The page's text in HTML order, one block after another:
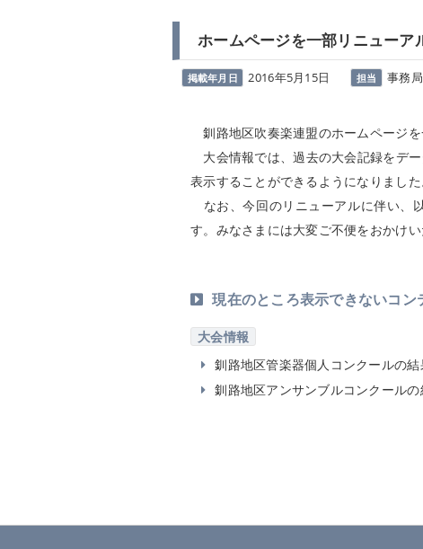
ホームページを一部リニューア
掲載年月日 2016年5月15日 担当 事務局
釧路地区吹奏楽連盟のホームページを
大会情報では、過去の大会記録をデ
表示することができるようになりました
なお、今回のリニューアルに伴い、
す。みなさまには大変ご不便をおかけ
現在のところ表示できないコン
大会情報
釧路地区管楽器個人コンクールの結
釧路地区アンサンブルコンクールの